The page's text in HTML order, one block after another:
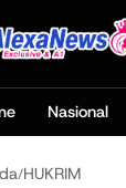
Nasional
/HUKRIM